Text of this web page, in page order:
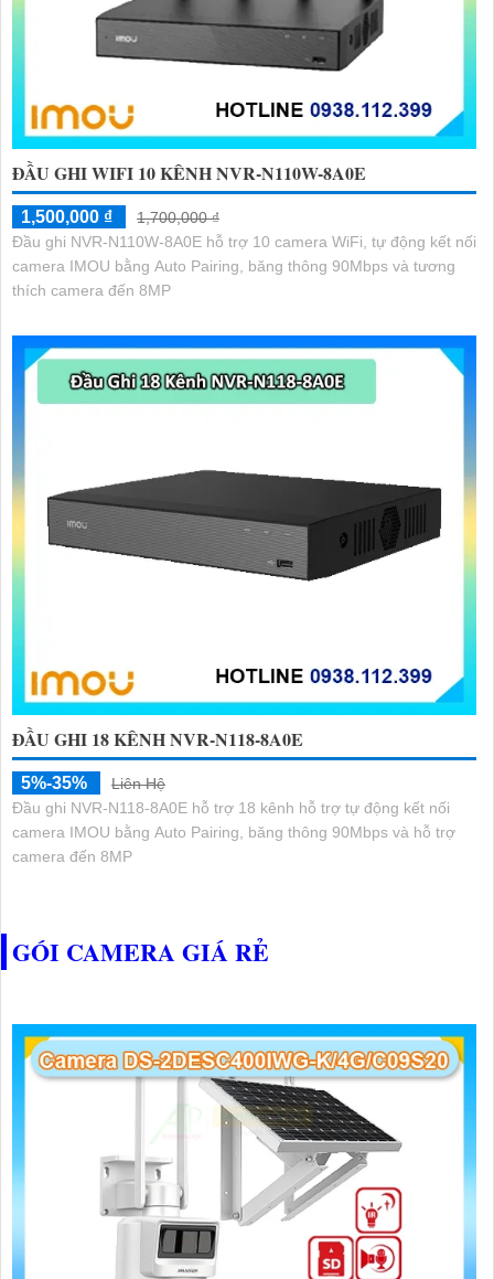
ĐẦU GHI WIFI 10 KÊNH NVR-N110W-8A0E
1,500,000 ₫
1,700,000 ₫
Đầu ghi NVR-N110W-8A0E hỗ trợ 10 camera WiFi, tự động kết nối
camera IMOU bằng Auto Pairing, băng thông 90Mbps và tương
thích camera đến 8MP
ĐẦU GHI 18 KÊNH NVR-N118-8A0E
5%-35%
Liên Hệ
Đầu ghi NVR-N118-8A0E hỗ trợ 18 kênh hỗ trợ tự động kết nối
camera IMOU bằng Auto Pairing, băng thông 90Mbps và hỗ trợ
camera đến 8MP
GÓI CAMERA GIÁ RẺ